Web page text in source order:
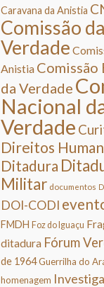
Caravana da Anistia
Comissão da
Verdade
Anistia Comissão
da Verdade
Nacional
Verdade
Direitos
Ditadura
Militar documentos
DOI-CODI
FMDH Foz do Iguaçu
ditadura Fórum
de 1964 Guerrilha do
homenagem